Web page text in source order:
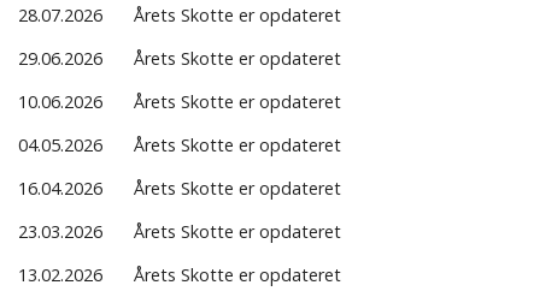
Hvalpe
Racegruppen
100 års jubilæum
28.07.2026
Årets Skotte er opdateret
29.06.2026
Årets Skotte er opdateret
10.06.2026
Årets Skotte er opdateret
04.05.2026
Årets Skotte er opdateret
16.04.2026
Årets Skotte er opdateret
23.03.2026
Årets Skotte er opdateret
13.02.2026
Årets Skotte er opdateret